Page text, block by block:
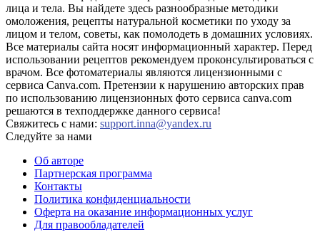
лица и тела. Вы найдете здесь разнообразные методики
омоложения, рецепты натуральной косметики по уходу за
лицом и телом, советы, как помолодеть в домашних условиях.
Все материалы сайта носят информационный характер. Перед
использовании рецептов рекомендуем проконсультироваться с
врачом. Все фотоматериалы являются лицензионными с
сервиса Canva.com. Претензии к нарушению авторских прав
по использованию лицензионных фото сервиса canva.com
решаются в техподдержке данного сервиса!
Свяжитесь с нами: support.inna@yandex.ru
Следуйте за нами
Об авторе
Партнерская программа
Контакты
Политика конфиденциальности
Оферта на оказание информационных услуг
Для правообладателей